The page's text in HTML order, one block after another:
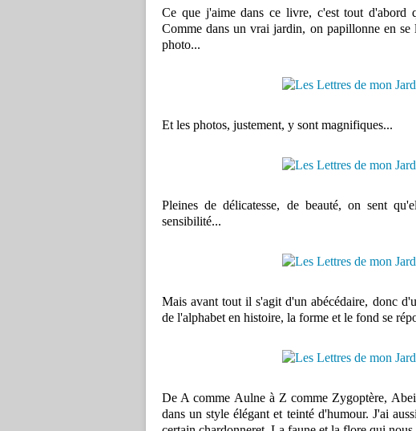
Ce que j'aime dans ce livre, c'est tout
Comme dans un vrai jardin, on papillonne en
photo...
Et les photos, justement, y sont magnifiques...
Pleines de délicatesse, de beauté, on sent
sensibilité...
Mais avant tout il s'agit d'un abécédaire, donc
de l'alphabet en histoire, la forme et le fond se
De A comme Aulne à Z comme Zygoptère,
dans un style élégant et teinté d'humour. J'ai